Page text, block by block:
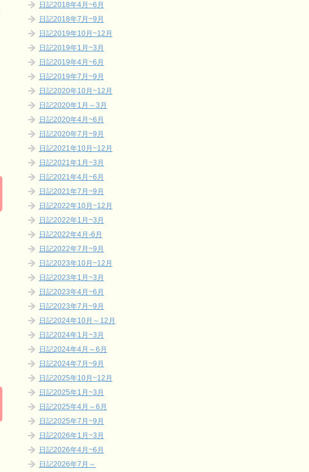
日記2018年4月~6月
日記2018年7月~9月
日記2019年10月~12月
日記2019年1月~3月
日記2019年4月~6月
日記2019年7月~9月
日記2020年10月~12月
日記2020年1月～3月
日記2020年4月~6月
日記2020年7月~9月
日記2021年10月~12月
日記2021年1月~3月
日記2021年4月~6月
日記2021年7月~9月
日記2022年10月~12月
日記2022年1月~3月
日記2022年4月-6月
日記2022年7月~9月
日記2023年10月~12月
日記2023年1月~3月
日記2023年4月~6月
日記2023年7月~9月
日記2024年10月～12月
日記2024年1月~3月
日記2024年4月～6月
日記2024年7月~9月
日記2025年10月~12月
日記2025年1月~3月
日記2025年4月～6月
日記2025年7月~9月
日記2026年1月~3月
日記2026年4月~6月
日記2026年7月～